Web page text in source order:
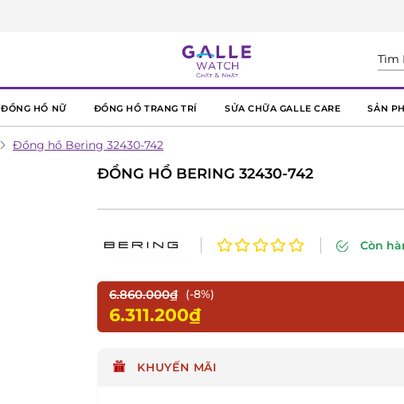
ĐỒNG HỒ NỮ ĐỒNG HỒ TRANG TRÍ SỬA CHỮA GALLE CARE SẢN
Đồng hồ Bering 32430-742
ĐỒNG HỒ BERING 32430-742
Còn
6.860.000₫ (-8%)
6.311.200₫
KHUYẾN MÃI